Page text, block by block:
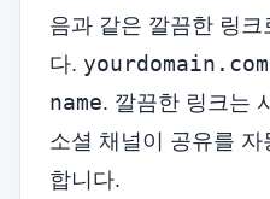
음과 같은 깔끔한 링크
다.
name. 깔끔한 링크는
소셜 채널이 공유를 자
합니다.